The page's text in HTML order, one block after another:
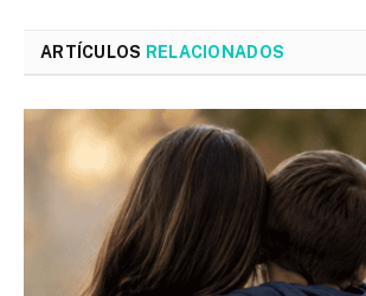
ARTÍCULOS RELACIONADOS